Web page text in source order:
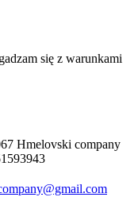
się z warunkami
Hmelovski company